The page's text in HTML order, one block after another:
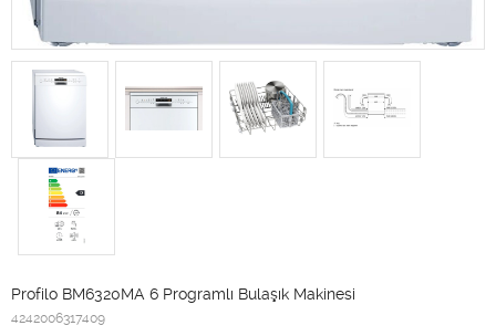
Profilo BM6320MA 6 Programlı Bulaşık Makinesi
4242006317409